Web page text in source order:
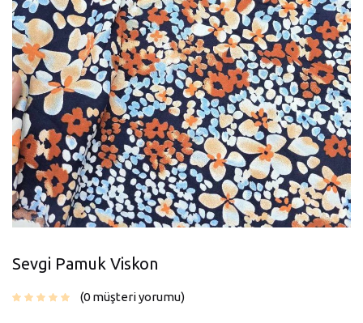
Sevgi Pamuk Viskon
0 müşteri yorumu